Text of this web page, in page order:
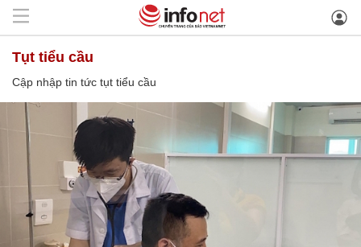
tụt tiểu cầu
Cập nhập tin tức tụt tiểu cầu